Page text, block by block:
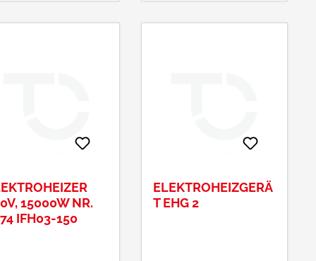
15000W NR.
IFH03-150
ELEKTROHEIZGERÄ
T EHG 2